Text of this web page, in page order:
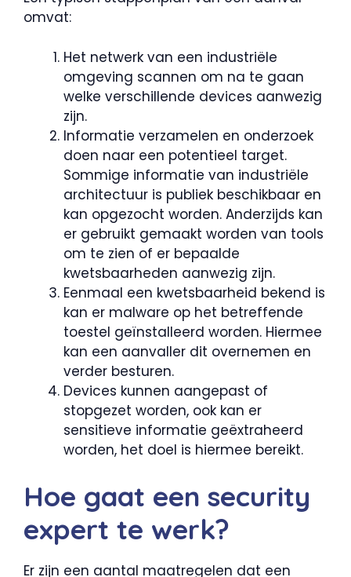
omvat:
Het netwerk van een industriële
omgeving scannen om na te gaan
welke verschillende devices aanwezig
zijn.
Informatie verzamelen en onderzoek
doen naar een potentieel target.
Sommige informatie van industriële
architectuur is publiek beschikbaar en
kan opgezocht worden. Anderzijds kan
er gebruikt gemaakt worden van tools
om te zien of er bepaalde
kwetsbaarheden aanwezig zijn.
Eenmaal een kwetsbaarheid bekend is
kan er malware op het betreffende
toestel geïnstalleerd worden. Hiermee
kan een aanvaller dit overnemen en
verder besturen.
Devices kunnen aangepast of
stopgezet worden, ook kan er
sensitieve informatie geëxtraheerd
worden, het doel is hiermee bereikt.
Hoe gaat een security
expert te werk?
Er zijn een aantal maatregelen dat een